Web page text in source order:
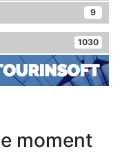
9
1030
moment